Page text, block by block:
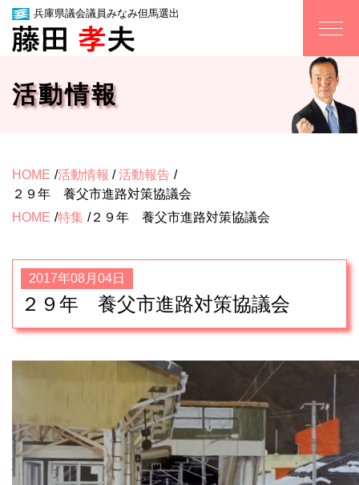
兵庫県議会議員みなみ但馬選出
活動情報
HOME 活動情報 /活動報告
２９年 養父市進路対策協議会
HOME 特集 ２９年 養父市進路対策協議会
2017年08月04日
２９年 養父市進路対策協議会